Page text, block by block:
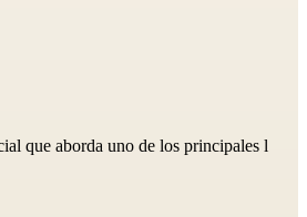
que aborda uno de los principales l